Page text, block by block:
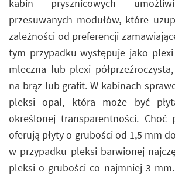
kabin prysznicowych
przesuwanych modułów, które
zależności od preferencji
tym przypadku występuje jako
mleczna lub plexi
na brąz lub grafit. W kabinach
pleksi opal, która może być
określonej transparentności. Choć
oferują płyty o grubości od 1,5 mm
w przypadku pleksi barwionej
pleksi o grubości co najmniej 3